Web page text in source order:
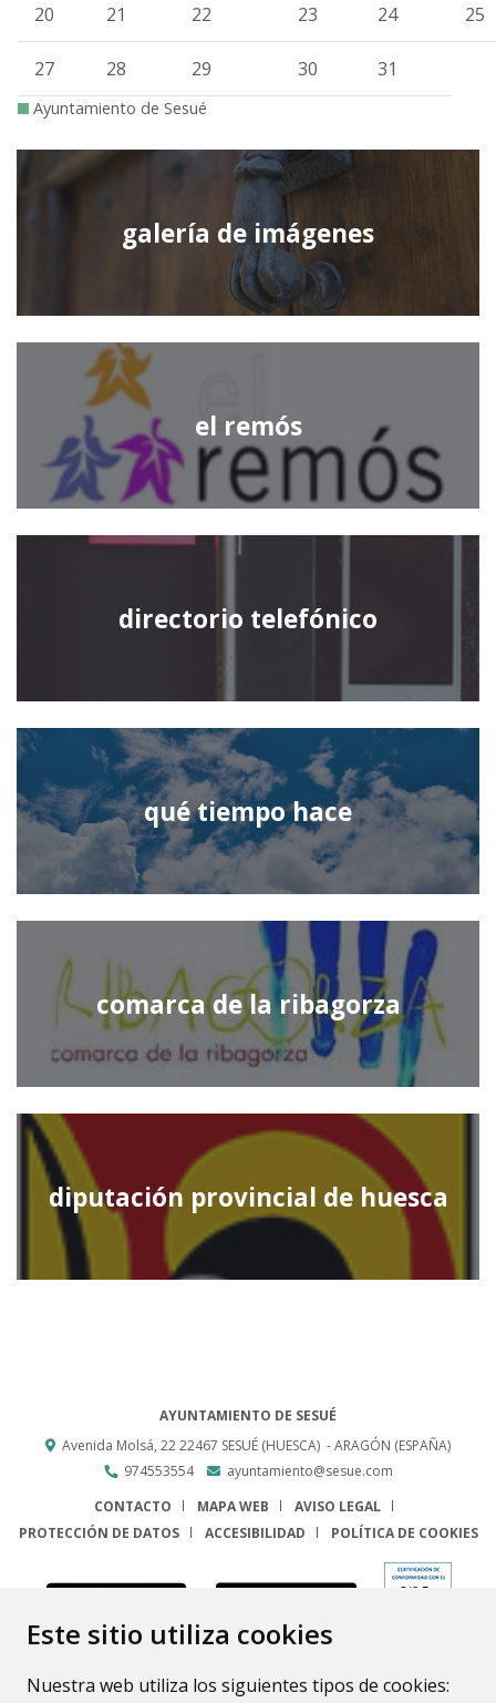
Este sitio utiliza cookies
Nuestra web utiliza los siguientes tipos de cookies:
20 21 22 23 24 25
27 28 29 30 31
Ayuntamiento de Sesué
galería de imágenes
el remós
directorio telefónico
qué tiempo hace
comarca de la ribagorza
diputación provincial de huesca
AYUNTAMIENTO DE SESUÉ
Avenida Molsá, 2222467 SESUÉ (HUESCA) - ARAGÓN (ESPAÑA)
974553554
ayuntamiento@sesue.com
CONTACTO
MAPA WEB
AVISO LEGAL
PROTECCIÓN DE DATOS
ACCESIBILIDAD POLÍTICA DE COOKIES